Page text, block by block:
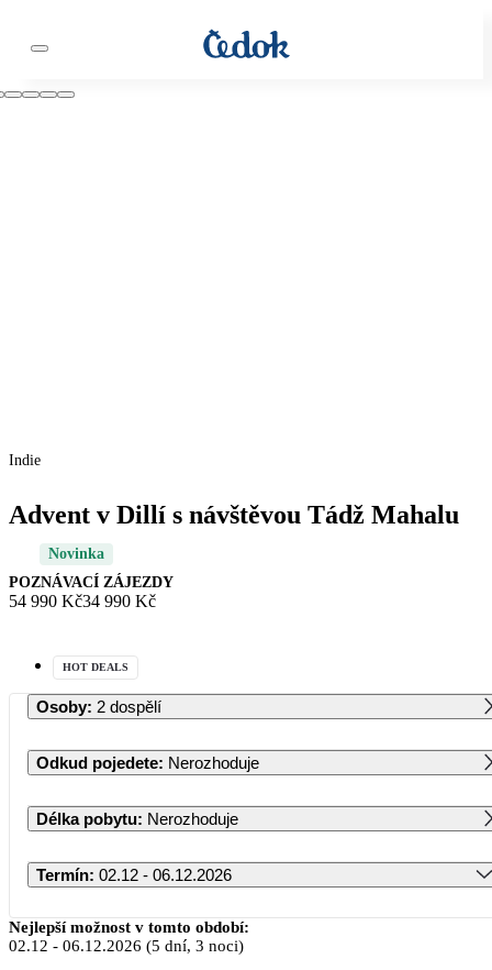
Indie
Advent v Dillí s návštěvou Tádž Mahalu
Novinka
POZNÁVACÍ ZÁJEZDY
54 990 Kč34 990 Kč
HOT DEALS
Osoby: 2 dospělí
Odkud pojedete: Nerozhoduje
Délka pobytu: Nerozhoduje
Termín: 02.12 - 06.12.2026
Prosinec 2026
Nejlepší možnost v tomto období:
02.12 - 06.12.2026 (5 dní, 3 noci)